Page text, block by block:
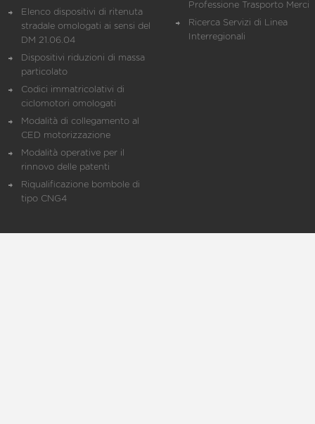
Elenco dispositivi di ritenuta
stradale omologati ai sensi del
DM 21.06.04
Dispositivi riduzioni di massa
particolato
Codici immatricolativi di
ciclomotori omologati
Modalità di collegamento al
CED motorizzazione
Modalità operative per il
rinnovo delle patenti
Riqualificazione bombole di
tipo CNG4
Professione Trasporto Merci
Ricerca Servizi di Linea
Interregionali